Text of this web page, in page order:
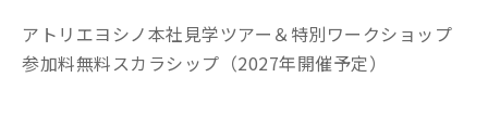
アトリエヨシノ本社見学ツアー＆特別ワークショップ
参加料無料スカラシップ（2027年開催予定）